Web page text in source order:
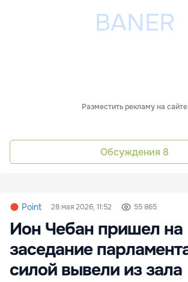
Разместить рекламу на сайте
Обсуждения 8
Point 28 мая 2026, 11:52 55 865
Ион Чебан пришел на
заседание
силой вывели из зала